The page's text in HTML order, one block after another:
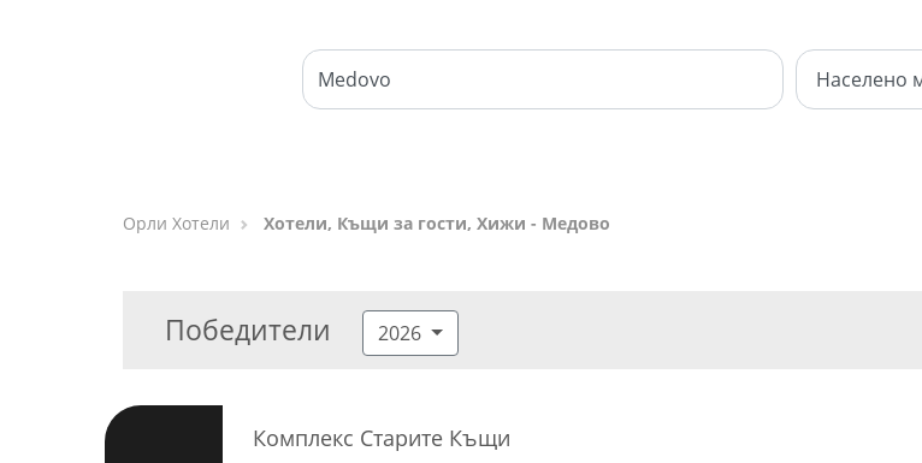
Орли Хотели Хотели, Къщи за гости, Хижи - Медово
Победители 2026
Комплекс Старите Къщи